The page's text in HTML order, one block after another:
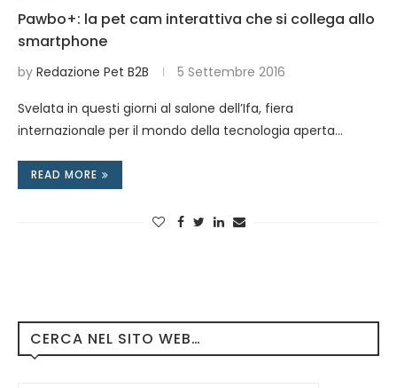
Pawbo+: la pet cam interattiva che si collega allo
smartphone
by Redazione Pet B2B 5 Settembre 2016
Svelata in questi giorni al salone dell’Ifa, fiera
internazionale per il mondo della tecnologia aperta…
READ MORE
CERCA NEL SITO WEB…